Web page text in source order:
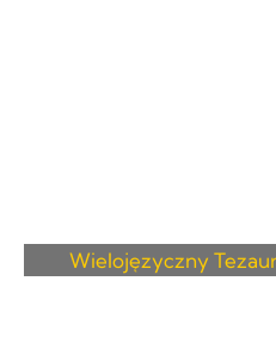
Wielojęzyczny